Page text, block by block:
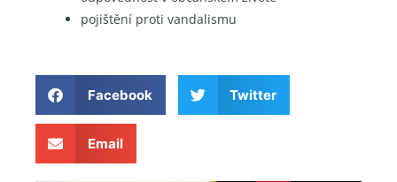
pojištění proti vandalismu
Facebook Twitter
Email